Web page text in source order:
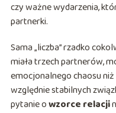
czy ważne wydarzenia,
partnerki.
Sama „liczba” rzadko
miała trzech partnerów,
emocjonalnego chaosu niż
względnie stabilnych
pytanie owzorce relacji